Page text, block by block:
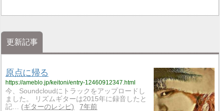
更新記事
原点に帰る
https://ameblo.jp/keitoni/entry-12460912347.html
今、Soundcloudにトラックをアップロードし
ました。 リズムギターは2015年に録音したと
記…
ギターのレシピ
7年前